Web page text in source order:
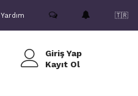
Yardım 🇹🇷
Giriş Yap
Kayıt Ol